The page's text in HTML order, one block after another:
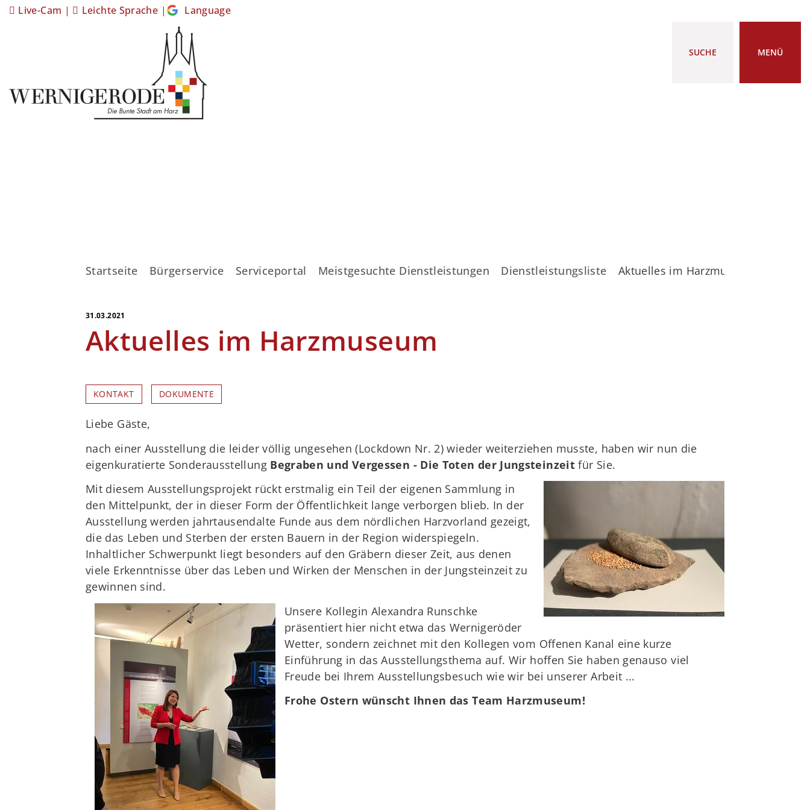
Live-Cam | Leichte Sprache | Language
SUCHE MENÜ
Startseite Bürgerservice Serviceportal Meistgesuchte Dienstleistungen Dienstleistungsliste Aktuelles im Harzmuseum
31.03.2021
Aktuelles im Harzmuseum
KONTAKT DOKUMENTE
Liebe Gäste,
nach einer Ausstellung die leider völlig ungesehen (Lockdown Nr. 2) wieder weiterziehen musste, haben wir nun die
eigenkuratierte Sonderausstellung Begraben und Vergessen - Die Toten der Jungsteinzeitfür Sie.
Mit diesem Ausstellungsprojekt rückt erstmalig ein Teil der eigenen Sammlung in
den Mittelpunkt, der in dieser Form der Öffentlichkeit lange verborgen blieb. In der
Ausstellung werden jahrtausendalte Funde aus dem nördlichen Harzvorland gezeigt,
die das Leben und Sterben der ersten Bauern in der Region widerspiegeln.
Inhaltlicher Schwerpunkt liegt besonders auf den Gräbern dieser Zeit, aus denen
viele Erkenntnisse über das Leben und Wirken der Menschen in der Jungsteinzeit zu
gewinnen sind.
Unsere Kollegin Alexandra Runschke
präsentiert hier nicht etwa das Wernigeröder
Wetter, sondern zeichnet mit den Kollegen vom Offenen Kanal eine kurze
Einführung in das Ausstellungsthema auf. Wir hoffen Sie haben genauso viel
Freude bei Ihrem Ausstellungsbesuch wie wir bei unserer Arbeit ...
Frohe Ostern wünscht Ihnen das Team Harzmuseum!